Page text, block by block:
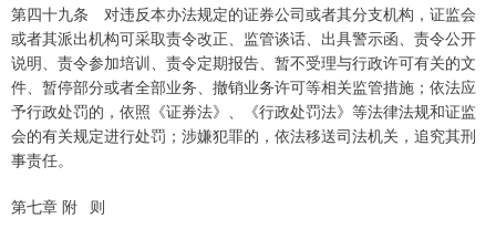
第四十九条 对违反本办法规定的证券公司或者其分支机构，证监会
或者其派出机构可采取责令改正、监管谈话、出具警示函、责令公开
说明、责令参加培训、责令定期报告、暂不受理与行政许可有关的文
件、暂停部分或者全部业务、撤销业务许可等相关监管措施；依法应
予行政处罚的，依照《证券法》、《行政处罚法》等法律法规和证监
会的有关规定进行处罚；涉嫌犯罪的，依法移送司法机关，追究其刑
事责任。
第七章 附 则